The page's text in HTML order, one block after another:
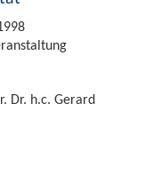
Dr. h.c. Gerard